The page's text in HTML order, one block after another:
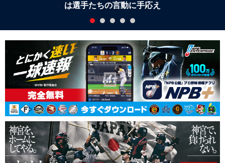
は選手たちの言動に手応え